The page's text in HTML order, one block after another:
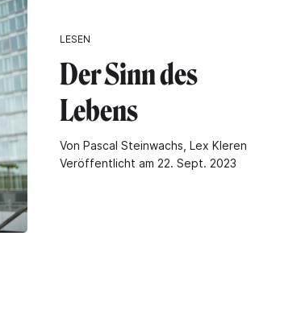
LESEN
Der Sinn des
Lebens
Von Pascal Steinwachs, Lex Kleren
Veröffentlicht am 22. Sept. 2023